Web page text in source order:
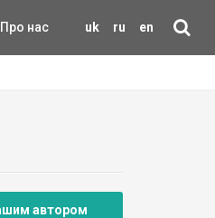
uk ru en
Про нас
автором